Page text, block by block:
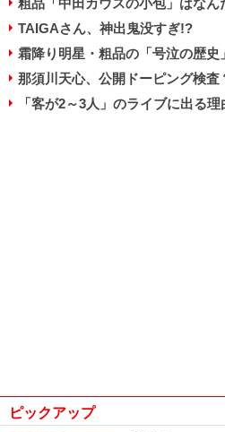
粗品「中田カウスの小包」はなん
TAIGAさん、神出鬼没すぎ!?
霜降り明星・粗品の「号泣の歴史」
那須川天心、公開ドーピング検査
「客が2～3人」のライブに出る理
ピックアップ